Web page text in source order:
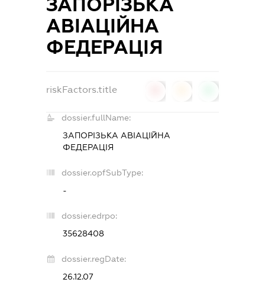
ЗАПОРІЗЬКА
АВІАЦІЙНА
ФЕДЕРАЦІЯ
riskFactors.title
dossier.fullName:
ЗАПОРІЗЬКА АВІАЦІЙНА
ФЕДЕРАЦІЯ
dossier.opfSubType:
-
dossier.edrpo:
35628408
dossier.regDate:
26.12.07